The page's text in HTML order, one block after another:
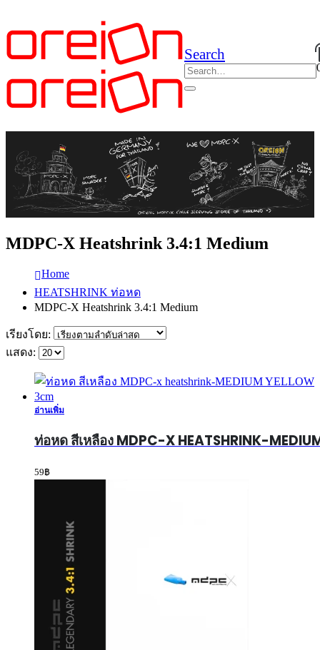
Search
MDPC-X Heatshrink 3.4:1 Medium
Home
HEATSHRINK ท่อหด
MDPC-X Heatshrink 3.4:1 Medium
เรียงโดย:
แสดง:
อ่านเพิ่ม
ท่อหด สีเหลือง MDPC-X HEATSHRINK-
59฿